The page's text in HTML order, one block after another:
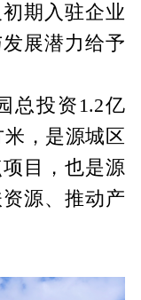
期入驻企业
展潜力给予
总投资1.2亿
，是源城区
目，也是源
源、推动产